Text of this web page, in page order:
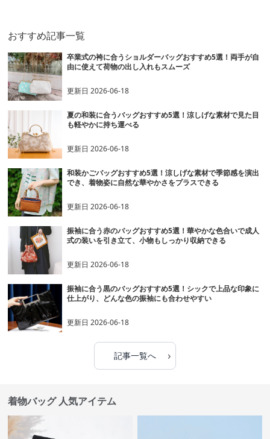
おすすめ記事一覧
卒業式の袴に合うショルダーバッグおすすめ5選！両手が自
由に使えて荷物の出し入れもスムーズ
更新日2026-06-18
夏の和装に合うバッグおすすめ5選！涼しげな素材で見た目
も軽やかに持ち運べる
更新日2026-06-18
和装かごバッグおすすめ5選！涼しげな素材で季節感を演出
でき、着物姿に自然な華やかさをプラスできる
更新日2026-06-18
振袖に合う赤のバッグおすすめ5選！華やかな色合いで成人
式の装いを引き立て、小物もしっかり収納できる
更新日2026-06-18
振袖に合う黒のバッグおすすめ5選！シックで上品な印象に
仕上がり、どんな色の振袖にも合わせやすい
更新日2026-06-18
記事一覧へ ›
着物バッグ 人気アイテム